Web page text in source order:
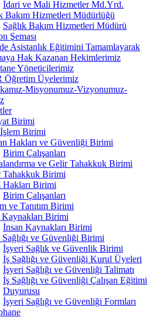
İdari ve Mali Hizmetler Md.Yrd.
Bakım Hizmetleri Müdürlüğü
Sağlık Bakım Hizmetleri Müdürü
Şeması
Asistanlık Eğitimini Tamamlayarak
Hak Kazanan Hekimlerimiz
Yöneticilerimiz
Öğretim Üyelerimiz
Misyonumuz-Vizyonumuz-
Birimi
Birimi
Hakları ve Güvenliği Birimi
Birim Çalışanları
ve Gelir Tahakkuk Birimi
Tahakkuk Birimi
Hakları Birimi
Birim Çalışanları
ve Tanıtım Birimi
Kaynakları Birimi
İnsan Kaynakları Birimi
ve Güvenliği Birimi
İşyeri Sağlık ve Güvenlik Birimi
İş Sağlığı ve Güvenliği Kurul Üyeleri
İşyeri Sağlığı ve Güvenliği Talimatı
İş Sağlığı ve Güvenliği Çalışan Eğitimi
Duyurusu
İşyeri Sağlığı ve Güvenliği Formları